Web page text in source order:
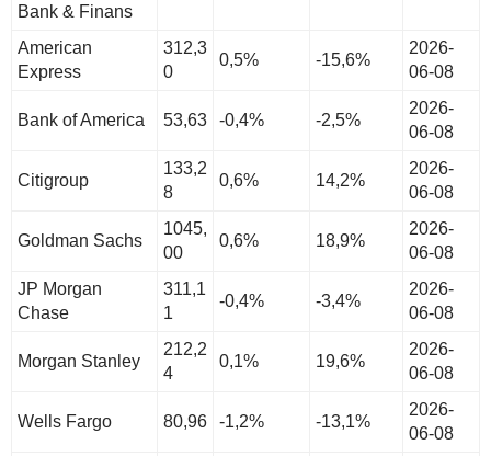
Bank & Finans
American
Express
312,3
0
0,5% -15,6%
2026-
06-08
Bank of America 53,63 -0,4% -2,5%
2026-
06-08
Citigroup
133,2
8
0,6% 14,2%
2026-
06-08
Goldman Sachs
1045,
00
0,6% 18,9%
2026-
06-08
JP Morgan
Chase
311,1
1
-0,4% -3,4%
2026-
06-08
Morgan Stanley
212,2
4
0,1% 19,6%
2026-
06-08
Wells Fargo 80,96 -1,2% -13,1%
2026-
06-08